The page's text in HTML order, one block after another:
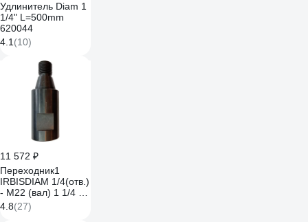
Удлинитель Diam 1
1/4" L=500mm
620044
4.1 (10)
11 572 ₽
Переходник1
IRBISDIAM 1/4(отв.)
- М22 (вал) 1 1/4 -
М22 1 1/4 - m22
4.8(27)